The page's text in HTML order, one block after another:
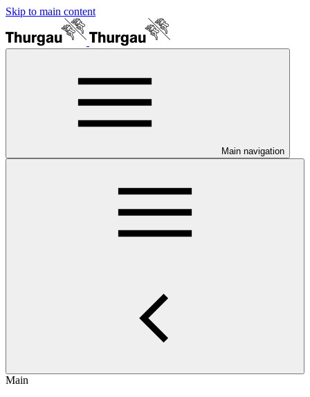
Skip to main content
Main navigation
Main